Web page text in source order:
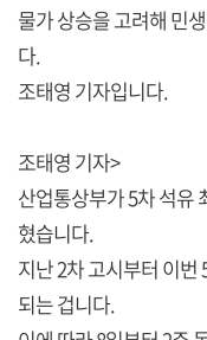
물가 상승을 고려해 민
다.
조태영 기자입니다.
조태영 기자>
산업통상부가 5차 석유
혔습니다.
지난 2차 고시부터 이번
되는 겁니다.